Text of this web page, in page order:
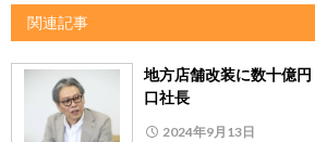
関連記事
地方店舗改装に数十億
口社長
2024年9月13日